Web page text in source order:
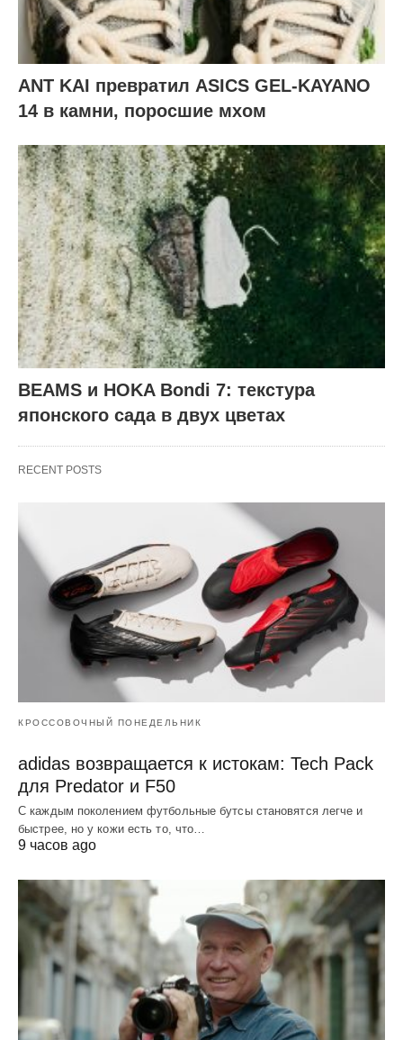
ANT KAI превратил ASICS GEL-KAYANO
14 в камни, поросшие мхом
BEAMS и HOKA Bondi 7: текстура
японского сада в двух цветах
RECENT POSTS
КРОССОВОЧНЫЙ ПОНЕДЕЛЬНИК
adidas возвращается к истокам: Tech Pack
для Predator и F50
С каждым поколением футбольные бутсы становятся легче и
быстрее, но у кожи есть то, что…
9 часов ago